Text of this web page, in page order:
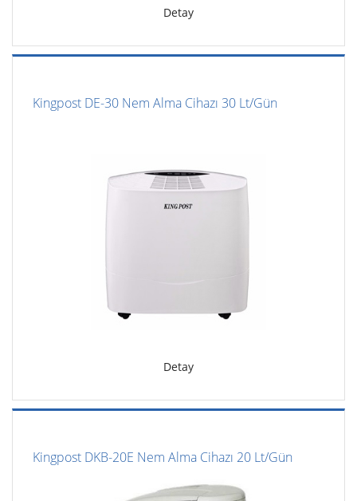
Detay
Kingpost DE-30 Nem Alma Cihazı 30 Lt/Gün
Detay
Kingpost DKB-20E Nem Alma Cihazı 20 Lt/Gün